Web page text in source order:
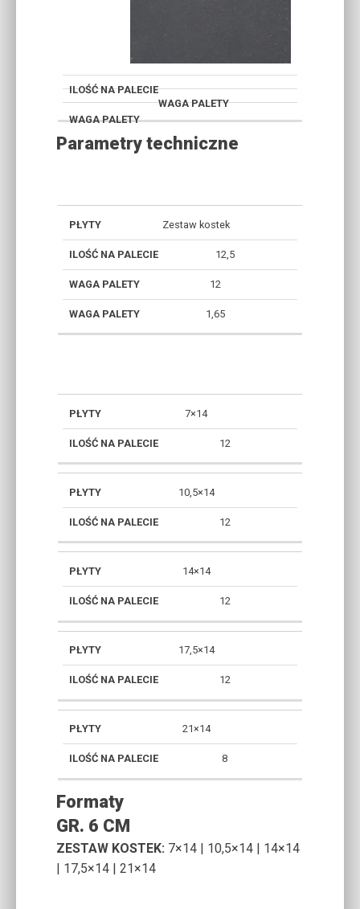
Parametry techniczne
TETRA
ILOŚĆ
NA
PALECIE
[M2.]
ILOŚC
WARSTW
N A
PALECIE
Zestaw kostek
12,5
12
1,65
PAKIET 1
–
WYMIARY
SZT./WARSTWIE
7×14
12
10,5×14
12
14×14
12
17,5×14
12
21×14
8
Formaty
GR. 6 CM
ZESTAW KOSTEK: 7×14 | 10,5×14 | 14×14
| 17,5×14 | 21×14